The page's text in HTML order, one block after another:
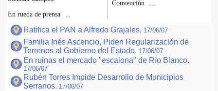
En rueda de prensa
Convención
Ratifica el PAN a Alfredo Grajales. 17/06/07
Familia Inés Ascencio, Piden Regularización de
Terrenos al Gobierno del Estado. 17/06/07
En ruinas el mercado "escalona" de Río Blanco.
17/06/07
Rubén Torres Impide Desarrollo de Municipios
Serranos. 17/06/07